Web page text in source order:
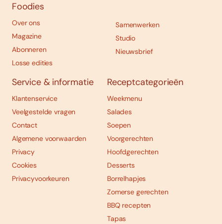
Foodies
Over ons
Magazine
Abonneren
Losse edities
Samenwerken
Studio
Nieuwsbrief
Service & informatie
Klantenservice
Veelgestelde vragen
Contact
Algemene voorwaarden
Privacy
Cookies
Privacyvoorkeuren
Receptcategorieën
Weekmenu
Salades
Soepen
Voorgerechten
Hoofdgerechten
Desserts
Borrelhapjes
Zomerse gerechten
BBQ recepten
Tapas